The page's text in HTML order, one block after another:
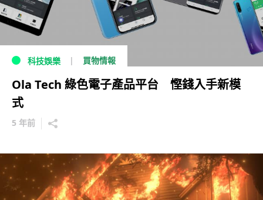
科技娛樂 買物情報
Ola Tech 綠色電子產品平台 慳錢入手新模
式
5 年前